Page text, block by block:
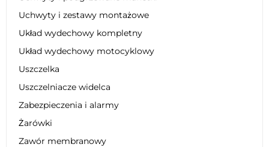
Uchwyty i zestawy montażowe
Układ wydechowy kompletny
Układ wydechowy motocyklowy
Uszczelka
Uszczelniacze widelca
Zabezpieczenia i alarmy
Żarówki
Zawór membranowy